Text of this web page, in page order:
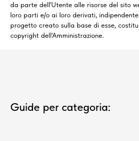
da parte dell'Utente alle risorse del sito
loro parti e/o ai loro derivati,
progetto creato sulla base di esse,
copyright dell'Amministrazione.
Guide per categoria: